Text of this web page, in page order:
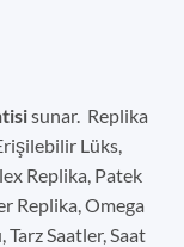
sunar. Replika
Lüks,
Replika, Patek
Replika, Omega
Saatler, Saat